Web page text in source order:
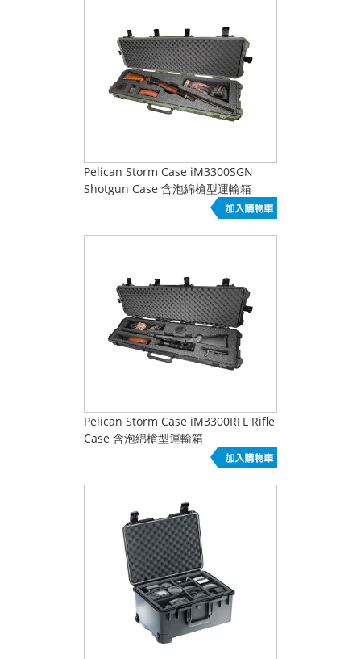
Pelican Storm Case iM3300SGN
Shotgun Case 含泡綿槍型運輸箱
Pelican Storm Case iM3300RFL Rifle
Case 含泡綿槍型運輸箱